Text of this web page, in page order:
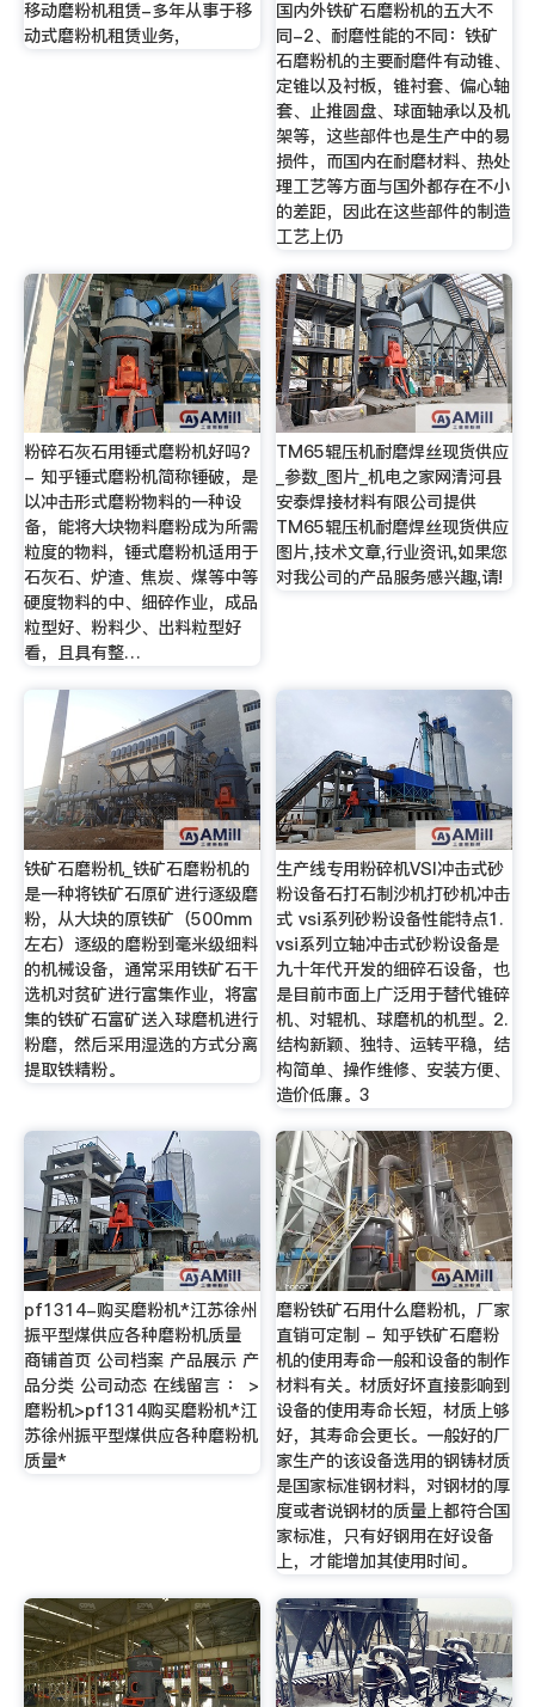
移动磨粉机租赁-多年从事于移
动式磨粉机租赁业务,
国内外铁矿石磨粉机的五大不
同-2、耐磨性能的不同：铁矿
石磨粉机的主要耐磨件有动锥、
定锥以及衬板，锥衬套、偏心轴
套、止推圆盘、球面轴承以及机
架等，这些部件也是生产中的易
损件，而国内在耐磨材料、热处
理工艺等方面与国外都存在不小
的差距，因此在这些部件的制造
工艺上仍
粉碎石灰石用锤式磨粉机好吗？
- 知乎锤式磨粉机简称锤破，是
以冲击形式磨粉物料的一种设
备，能将大块物料磨粉成为所需
粒度的物料，锤式磨粉机适用于
石灰石、炉渣、焦炭、煤等中等
硬度物料的中、细碎作业，成品
粒型好、粉料少、出料粒型好
看，且具有整…
TM65辊压机耐磨焊丝现货供应
_参数_图片_机电之家网清河县
安泰焊接材料有限公司提供
TM65辊压机耐磨焊丝现货供应
图片,技术文章,行业资讯,如果您
对我公司的产品服务感兴趣,请!
铁矿石磨粉机_铁矿石磨粉机的
是一种将铁矿石原矿进行逐级磨
粉，从大块的原铁矿（500mm
左右）逐级的磨粉到毫米级细料
的机械设备，通常采用铁矿石干
选机对贫矿进行富集作业，将富
集的铁矿石富矿送入球磨机进行
粉磨，然后采用湿选的方式分离
提取铁精粉。
生产线专用粉碎机VSI冲击式砂
粉设备石打石制沙机打砂机冲击
式 vsi系列砂粉设备性能特点1.
vsi系列立轴冲击式砂粉设备是
九十年代开发的细碎石设备，也
是目前市面上广泛用于替代锥碎
机、对辊机、球磨机的机型。2.
结构新颖、独特、运转平稳，结
构简单、操作维修、安装方便、
造价低廉。3
pf1314-购买磨粉机*江苏徐州
振平型煤供应各种磨粉机质量
商铺首页 公司档案 产品展示 产
品分类 公司动态 在线留言 ： >
磨粉机>pf1314购买磨粉机*江
苏徐州振平型煤供应各种磨粉机
质量*
磨粉铁矿石用什么磨粉机，厂家
直销可定制 - 知乎铁矿石磨粉
机的使用寿命一般和设备的制作
材料有关。材质好坏直接影响到
设备的使用寿命长短，材质上够
好，其寿命会更长。一般好的厂
家生产的该设备选用的钢铸材质
是国家标准钢材料，对钢材的厚
度或者说钢材的质量上都符合国
家标准，只有好钢用在好设备
上，才能增加其使用时间。